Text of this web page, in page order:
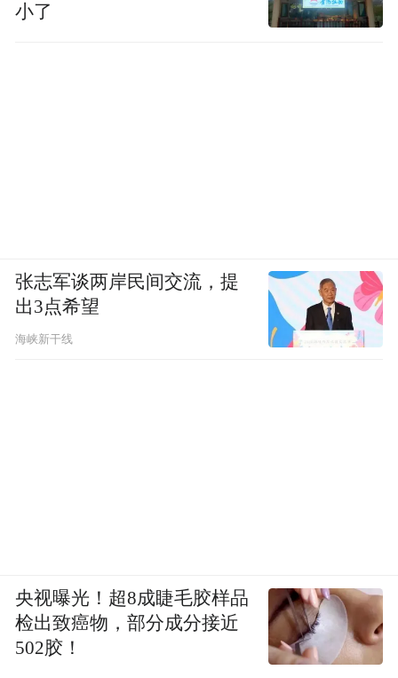
小了
张志军谈两岸民间交流，提
出3点希望
海峡新干线
央视曝光！超8成睫毛胶样品
检出致癌物，部分成分接近
502胶！